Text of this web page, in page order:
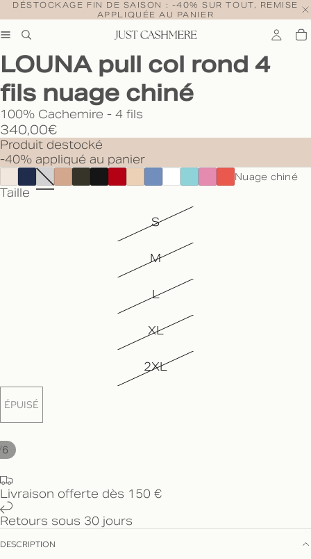
DÉSTOCKAGE FIN DE SAISON : -40% SUR TOUT, REMISE
APPLIQUÉE AU PANIER
6
LOUNA pull col rond 4
fils nuage chiné
100% Cachemire - 4 fils
340,00€
Produit destocké
-40% appliqué au panier
Nuage chiné
Taille
S
M
L
XL
2XL
ÉPUISÉ
Livraison offerte dès 150 €
Retours sous 30 jours
DESCRIPTION